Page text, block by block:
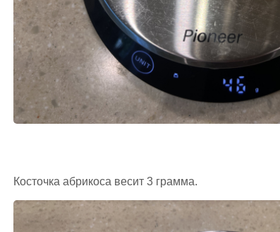
Косточка абрикоса весит 3 грамма.